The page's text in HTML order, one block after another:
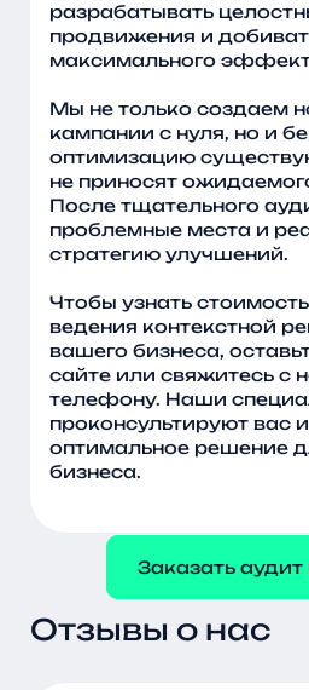
разрабатывать
продвижения и
максимального
Мы не только создаем
кампании с нуля, но и
оптимизацию
не приносят
После тщательного
проблемные места и
стратегию улучшений.
Чтобы узнать
ведения контекстной
вашего бизнеса,
сайте или свяжитесь с
телефону. Наши
проконсультируют вас
оптимальное решение
бизнеса.
Заказать
Отзывы о нас